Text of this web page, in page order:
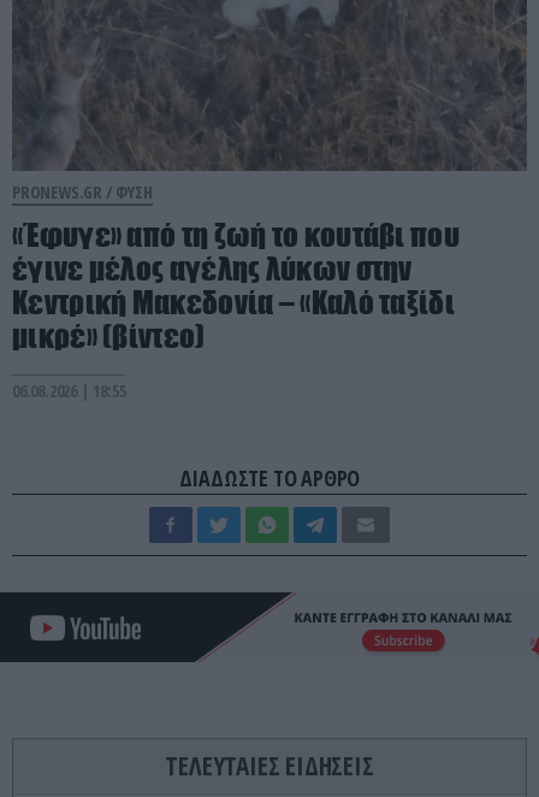
PRONEWS.GR / ΦΥΣΗ
«Έφυγε» από τη ζωή το κουτάβι που
έγινε μέλος αγέλης λύκων στην
Κεντρική Μακεδονία – «Καλό ταξίδι
μικρέ» (βίντεο)
06.08.2026 | 18:55
ΔΙΑΔΩΣΤΕ ΤΟ ΑΡΘΡΟ
ΤΕΛΕΥΤΑΙΕΣ ΕΙΔΗΣΕΙΣ